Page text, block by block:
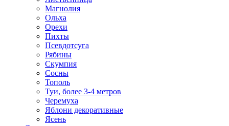
Магнолия
Ольха
Орехи
Пихты
Псевдотсуга
Рябины
Скумпия
Сосны
Тополь
Туи, более 3-4 метров
Черемуха
Яблони декоративные
Ясень